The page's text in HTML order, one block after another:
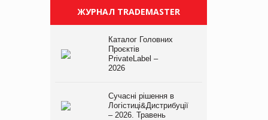
ЖУРНАЛ TRADEMASTER
Каталог Головних
Проєктів
PrivateLabel –
2026
Сучасні рішення в
Логістиці&Дистрибуції
– 2026. Травень